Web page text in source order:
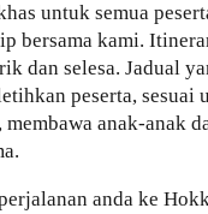
untuk semua
bersama kami.
dan selesa. Jadual
peserta, sesuai
anak-anak
anda ke